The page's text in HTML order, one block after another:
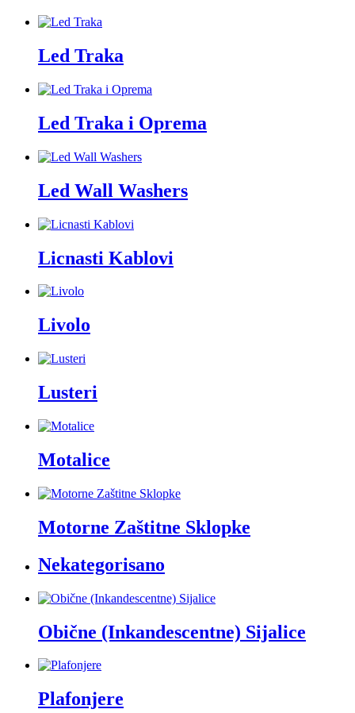
Led Traka
Led Traka i Oprema
Led Wall Washers
Licnasti Kablovi
Livolo
Lusteri
Motalice
Motorne Zaštitne Sklopke
Nekategorisano
Obične (Inkandescentne) Sijalice
Plafonjere